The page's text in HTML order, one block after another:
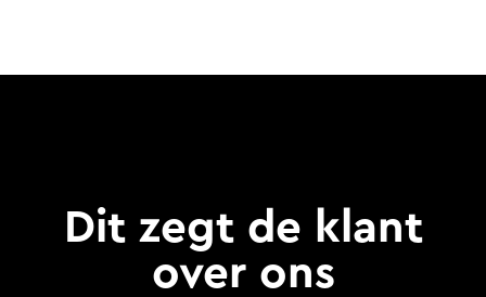
Dit zegt de klant
over ons